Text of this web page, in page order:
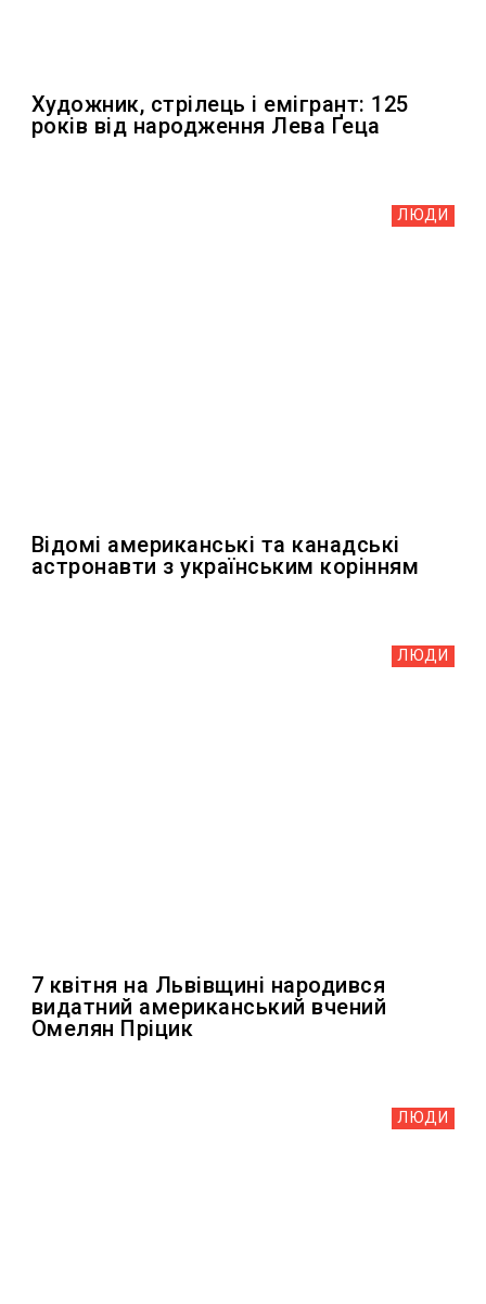
Художник, стрілець і емігрант: 125
років від народження Лева Ґеца
ЛЮДИ
Відомі американські та канадські
астронавти з українським корінням
ЛЮДИ
7 квітня на Львівщині народився
видатний американський вчений
Омелян Пріцик
ЛЮДИ